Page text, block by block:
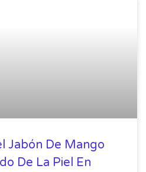
Jabón De Mango
De La Piel En